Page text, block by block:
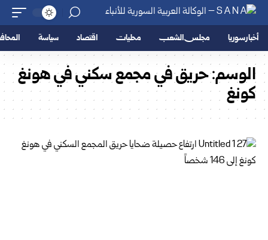
أخبار سوريا مجلس الشعب محليات اقتصاد سياسة
الوسم:حريق في مجمع سكني في هونغ
كونغ